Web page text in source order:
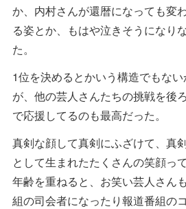
か、内村さんが還暦になっても変
る姿とか、もはや泣きそうになり
た。
1位を決めるとかいう構造でもな
が、他の芸人さんたちの挑戦を後
で応援してるのも最高だった。
真剣な顔して真剣にふざけて、真
として生まれたたくさんの笑顔っ
年齢を重ねると、お笑い芸人さん
組の司会者になったり報道番組の